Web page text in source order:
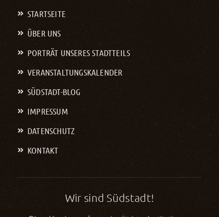
STARTSEITE
ÜBER UNS
PORTRÄT UNSERES STADTTEILS
VERANSTALTUNGS­KALENDER
SÜDSTADT-BLOG
IMPRESSUM
DATENSCHUTZ
KONTAKT
Wir sind Südstadt!